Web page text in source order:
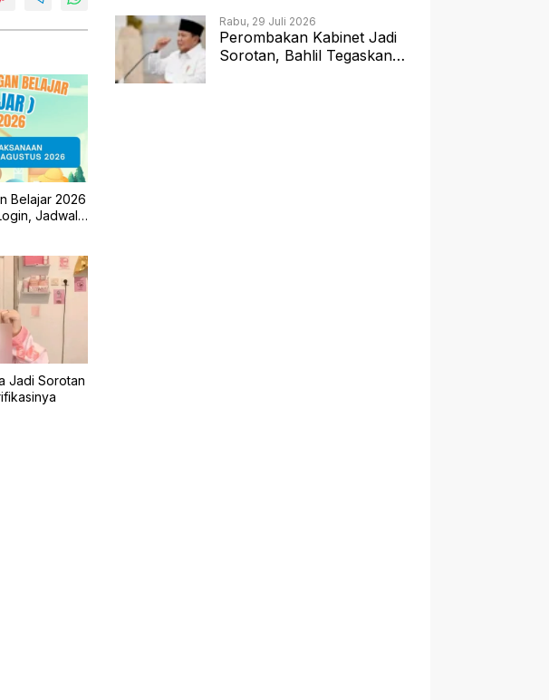
Belajar 2026
Jadwal,
Jadi Sorotan
Rabu, 29 Juli 2026
Perombakan Kabinet Jadi
Sorotan, Bahlil Tegaskan